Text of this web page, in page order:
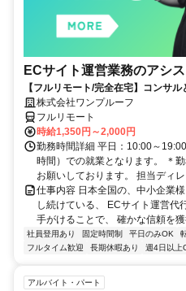
ECサイト運営業務のアシ
【フルリモート/完全在宅】コンサ
株式会社ワンプルーフ
フルリモート
時給1,350円～2,000円
勤務時間詳細 平日：10:00～
時間）での就業となります。 ＊
お願いしております。 担当ディレ
仕事内容 日本全国の、中小企業
し続けている、 ECサイト運営代
手がけることで、 確かな信頼を
社員登用あり 固定時間制 平日のみOK
フルタイム歓迎
長期休暇あり 週4日以上
アルバイト・パート